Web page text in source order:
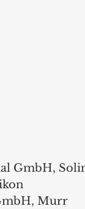
GmbH,
Murr